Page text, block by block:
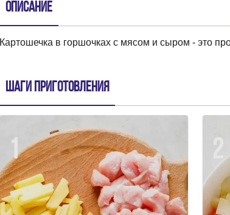
Описание
Картошечка в горшочках с мясом и сыром - это
Шаги приготовления
1